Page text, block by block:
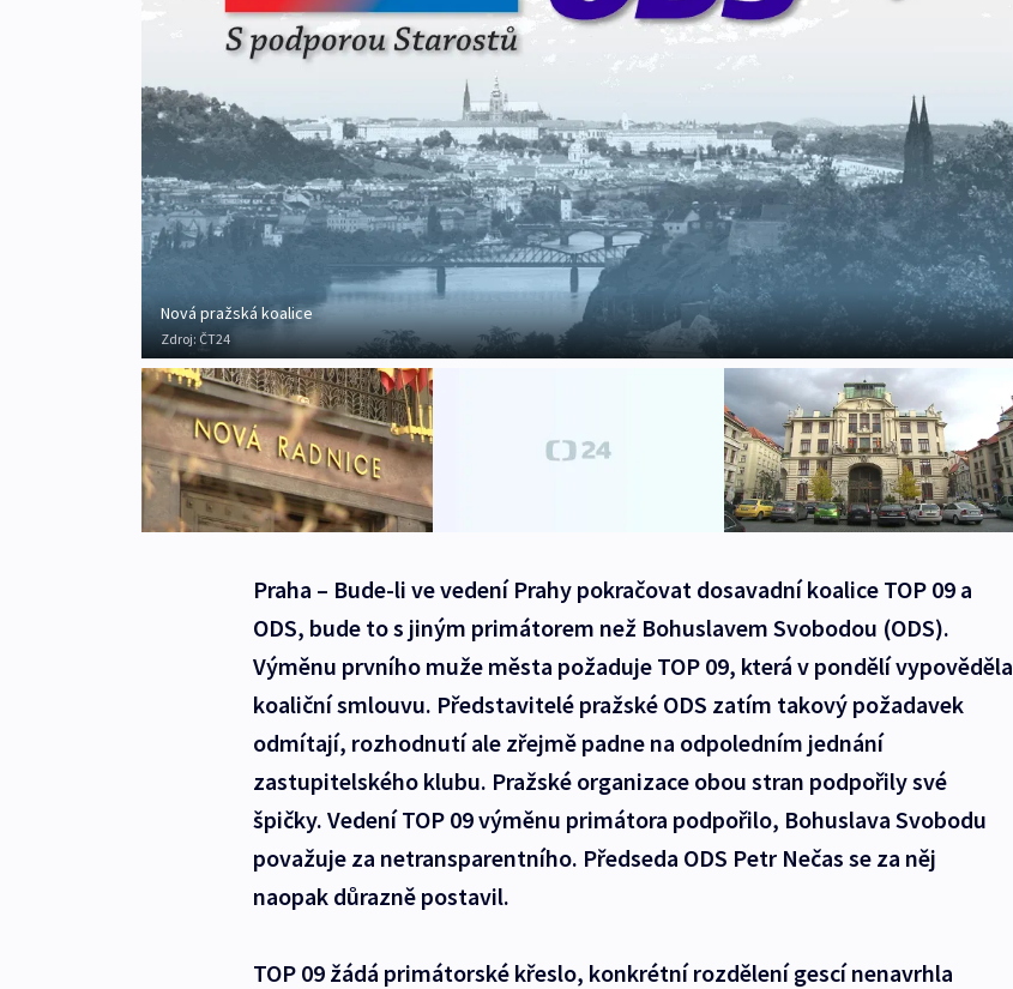
Nová pražská koalice
Zdroj: ČT24
Praha – Bude-li ve vedení Prahy pokračovat dosavadní koalice TOP 09 a
ODS, bude to s jiným primátorem než Bohuslavem Svobodou (ODS).
Výměnu prvního muže města požaduje TOP 09, která v pondělí vypověděla
koaliční smlouvu. Představitelé pražské ODS zatím takový požadavek
odmítají, rozhodnutí ale zřejmě padne na odpoledním jednání
zastupitelského klubu. Pražské organizace obou stran podpořily své
špičky. Vedení TOP 09 výměnu primátora podpořilo, Bohuslava Svobodu
považuje za netransparentního. Předseda ODS Petr Nečas se za něj
naopak důrazně postavil.
TOP 09 žádá primátorské křeslo, konkrétní rozdělení gescí nenavrhla